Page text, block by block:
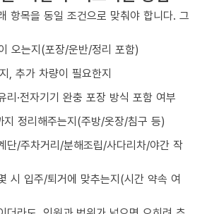
항목을 동일 조건으로 맞춰야 합니다. 그
오는지(포장/운반/정리 포함)
, 추가 차량이 필요한지
리·전자기기 완충 포장 방식 포함 여부
지 정리해주는지(주방/옷장/침구 등)
단/주차거리/분해조립/사다리차/야간 작
시 입주/퇴거에 맞추는지(시간 약속 여